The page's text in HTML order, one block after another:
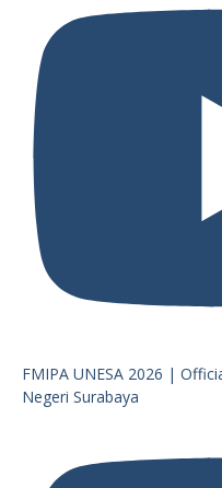
FMIPA UNESA 2026 |
Negeri Surabaya